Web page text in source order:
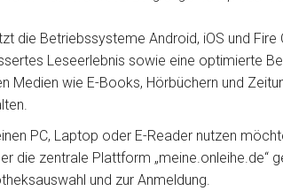
die Betriebssysteme Android, iOS und Fire
Leseerlebnis sowie eine optimierte
Medien wie E-Books, Hörbüchern und
PC, Laptop oder E-Reader nutzen
die zentrale Plattform „meine.onleihe.de“
und zur Anmeldung.